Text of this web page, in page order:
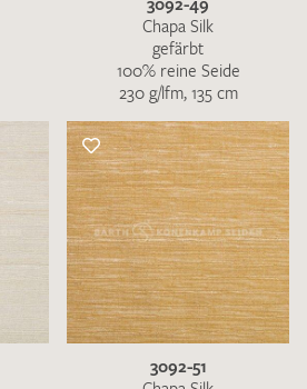
Chapa Silk
gefärbt
100% reine Seide
230 g/lfm, 135 cm
3092-51